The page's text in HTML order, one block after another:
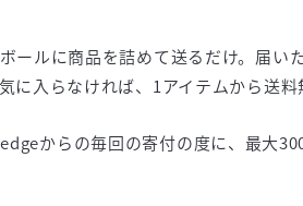
ールに商品を詰めて送るだけ。届い
に入らなければ、1アイテムから送料
からの毎回の寄付の度に、最大